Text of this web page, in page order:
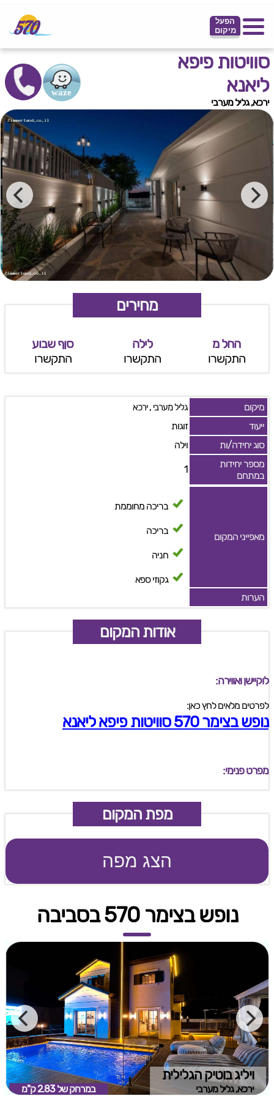
הפעל
מיקום
סוויטות פיפא
ליאנא
ירכא, גליל מערבי
מחירים
החל מ
התקשרו
לילה
התקשרו
סןף שבוע
התקשרו
מיקום גליל מערבי,ירכא
ייעוד
זוגות
סוג יחידה/ות
וילה
מספר יחידות
במתחם
1
מאפייני המקום
בריכה מחוממת
בריכה
חניה
גקוזי ספא
הערות
אודות המקום
לוקיישן ואווירה:
לפרטים מלאים לחץ כאן:
נופש בצימר 570 סוויטות פיפא ליאנא
מפרט פנימי:
מפת המקום
הצג מפה
נופש בצימר 570 בסביבה
ויליג בוטיק הגלילית
ירכא, גליל מערבי במרחק של 2.83 ק"מ